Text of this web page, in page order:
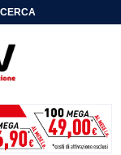
CERCA